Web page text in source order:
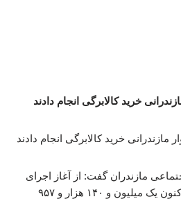
خرید کالابرگی انجام دادند
مازندران گفت:‌ از آغاز اجرای
طرح کالابرگ (۱۷ دی ماه) تاکنون یک میلیون و ۱۴۰ هزار و ۹۵۷